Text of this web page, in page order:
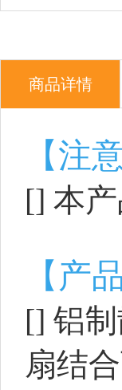
商品详情
【注
[] 本产
【产
[] 铝制
扇结